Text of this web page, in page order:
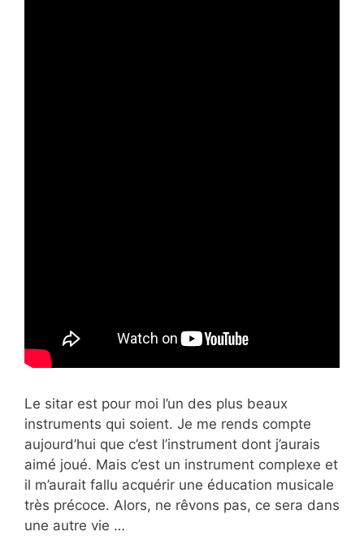
Le sitar est pour moi l’un des plus beaux
instruments qui soient. Je me rends compte
aujourd’hui que c’est l’instrument dont j’aurais
aimé joué. Mais c’est un instrument complexe et
il m’aurait fallu acquérir une éducation musicale
très précoce. Alors, ne rêvons pas, ce sera dans
une autre vie …